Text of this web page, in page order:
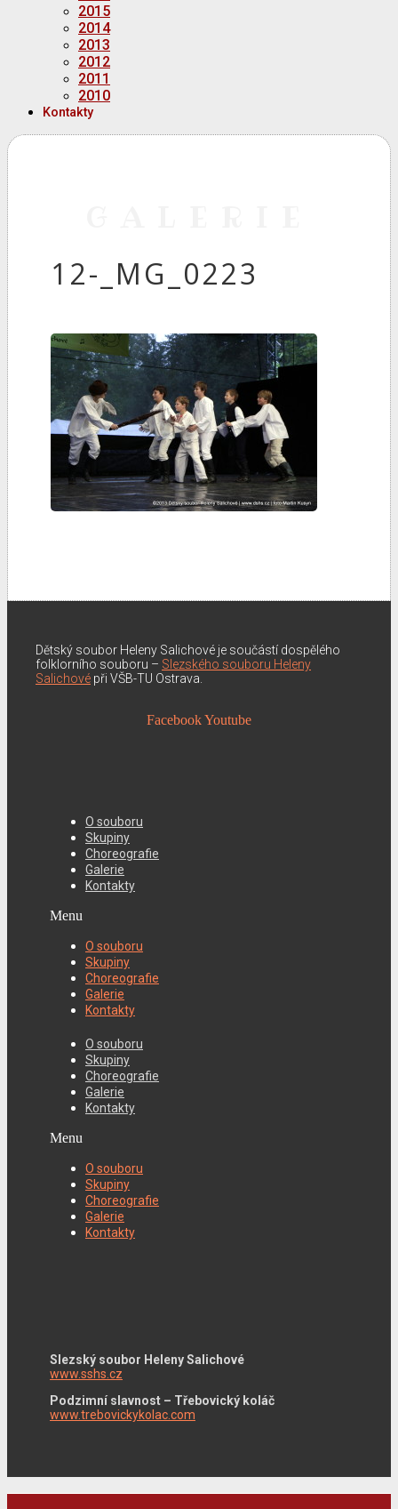
2015
2014
2013
2012
2011
2010
Kontakty
12-_MG_0223
Dětský soubor Heleny Salichové je součástí dospělého
folklorního souboru – Slezského souboru Heleny
Salichové při VŠB-TU Ostrava.
FacebookYoutube
O souboru
Skupiny
Choreografie
Galerie
Kontakty
Menu
O souboru
Skupiny
Choreografie
Galerie
Kontakty
O souboru
Skupiny
Choreografie
Galerie
Kontakty
Menu
O souboru
Skupiny
Choreografie
Galerie
Kontakty
Slezský soubor Heleny Salichové
www.sshs.cz
Podzimní slavnost – Třebovický koláč
www.trebovickykolac.com